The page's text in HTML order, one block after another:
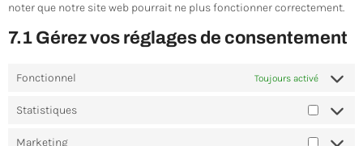
noter que notre site web pourrait ne plus fonctionner correctement.
7.1 Gérez vos réglages de consentement
Fonctionnel Toujours activé
Statistiques
Marketing